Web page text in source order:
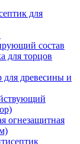
для
состав
для торцов
древесины и
огнезащитная